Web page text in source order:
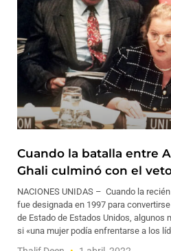
Cuando la batalla entre
Ghali culminó con el
NACIONES UNIDAS – Cuando la
fue designada en 1997 para
de Estado de Estados Unidos,
si «una mujer podía enfrentarse a los